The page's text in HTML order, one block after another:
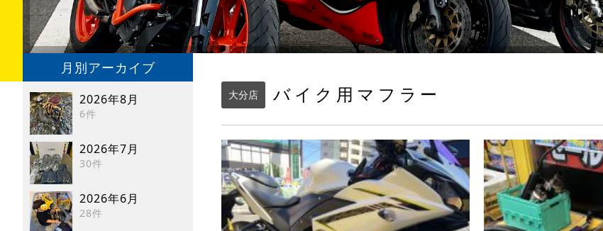
月別アーカイブ
2026年8月
6件
2026年7月
30件
2026年6月
28件
大分店 バイク用マフラー